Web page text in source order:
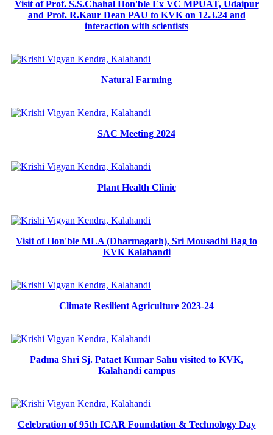
Visit of Prof. S.S.Chahal Hon'ble Ex VC MPUAT, Udaipur
and Prof. R.Kaur Dean PAU to KVK on 12.3.24 and
interaction with scientists
Natural Farming
SAC Meeting 2024
Plant Health Clinic
Visit of Hon'ble MLA (Dharmagarh), Sri Mousadhi Bag to
KVK Kalahandi
Climate Resilient Agriculture 2023-24
Padma Shri Sj. Pataet Kumar Sahu visited to KVK,
Kalahandi campus
Celebration of 95th ICAR Foundation & Technology Day